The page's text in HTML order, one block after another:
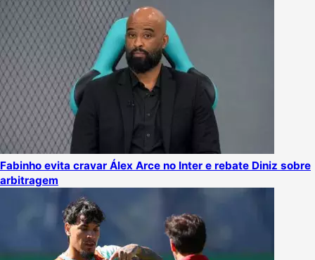
Fabinho evita cravar Álex Arce no Inter e rebate Diniz sobre
arbitragem